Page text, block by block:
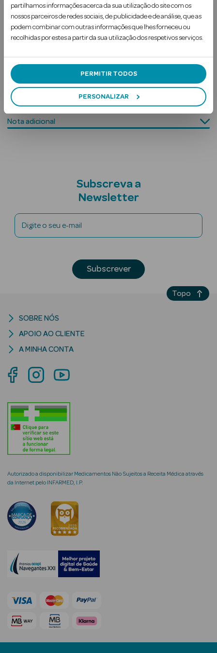
partilhamos informações acerca da sua utilização do site com os
nossos parceiros de redes sociais, de publicidade e de análise, que as
podem combinar com outras informações que lhes forneceu ou
recolhidas por estes a partir da sua utilização dos respetivos serviços.
PERMITIR TODOS
PERSONALIZAR
Ver Tudo
Solares
Corpo
Cosmética
Rosto
Hidratantes
Séruns Faciais
Anti-
envelhecimento
Limpeza Facial
Desmaquilhantes
Solares
Máscaras
Água Termal
Lábios
reparadas imedi…
Ler mais
Contra-indicações
Ingredientes
Nota adicional
Subscreva a
Newsletter
Digite o seu e-mail
Subscrever
Autorizado a disponibilizar Medicamentos Não Sujeitos a Receita Médica através
da Internet pelo INFARMED, I.P.
SOBRE NÓS
APOIO AO CLIENTE
A MINHA CONTA
Topo